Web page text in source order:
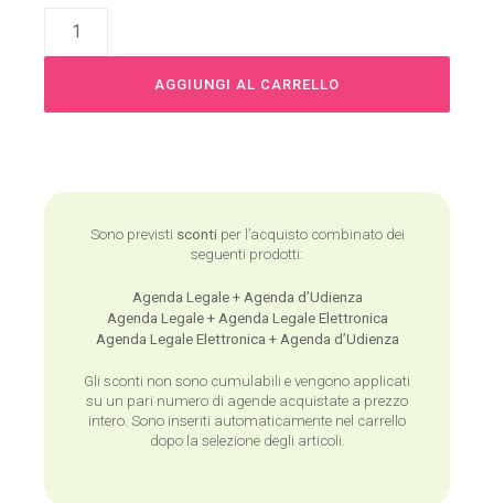
AGGIUNGI AL CARRELLO
Sono previsti scontiper l’acquisto combinato dei
seguenti prodotti:
Agenda Legale + Agenda d’Udienza
Agenda Legale + Agenda Legale Elettronica
Agenda Legale Elettronica + Agenda d’Udienza
Gli sconti non sono cumulabili e vengono applicati
su un pari numero di agende acquistate a prezzo
intero. Sono inseriti automaticamente nel carrello
dopo la selezione degli articoli.